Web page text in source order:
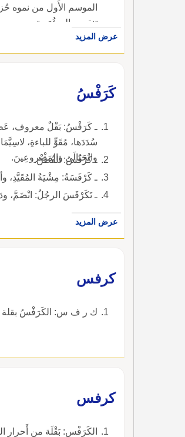
الموسم الأَول من نموه
تنقسم إِلى ثُمَيرتين.
عرض المزيد
كَرَفْسُ
ـ كَرَفْسُ: بَقْلٌ معروف، عَظِيمُ
سُدَدَها، مُقَوٍّ للباءةِ،
والحَبَالَى والمَصْروعِينَ.
ـ كُرْفُسُ: القُطْنُ.
ـ كَرْفَسَةُ: مِشْيَةُ المُقَيَّدِ،
ـ تَكَرْفَسَ الرجُلُ: انْضَمَّ،
عرض المزيد
كرفس
ك ر ف س: الكَرَفْسُ بقلة
كرفس
الكَرَفْس: بَقْلَة من أَحرار